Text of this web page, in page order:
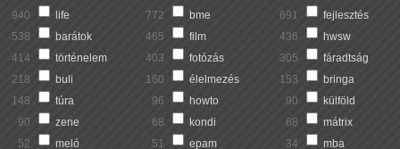
940 life 772 bme 691
fejlesztés
538
barátok 465 film 436
hwsw
414
történelem 403 fotózás 305
fáradtság
218
buli 160 élelmezés 153
bringa
148
túra 96 howto 90
külföld
90
zene 68 kondi 68
mátrix
52
meló 51 epam 34
mba